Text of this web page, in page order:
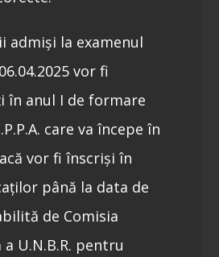
admiși la examenul
vor fi
în anul I de formare
care va începe în
vor fi înscriși în
până la data de
de Comisia
U.N.B.R. pentru